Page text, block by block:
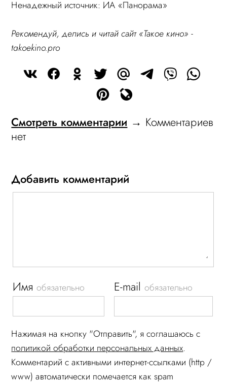
Ненадежный источник: ИА «Панорама»
Рекомендуй, делись и читай сайт «Такое кино» -
takoekino.pro
Смотреть комментарии → Комментариев
нет
Добавить комментарий
Имяобязательно E-mailобязательно
Нажимая на кнопку "Отправить", я соглашаюсь c
политикой обработки персональных данных.
Комментарий c активными интернет-ссылками (http /
www) автоматически помечается как spam